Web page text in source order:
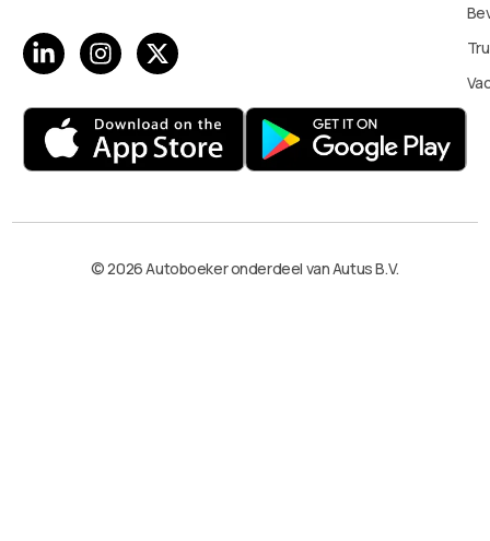
© 2026 Autoboeker onderdeel van Autus B.V.